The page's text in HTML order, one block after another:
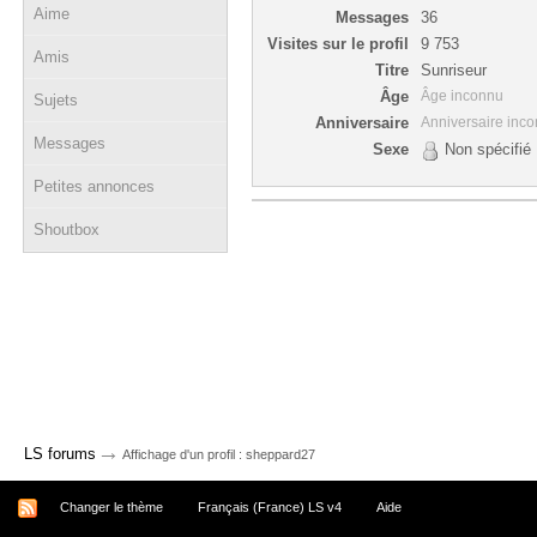
Aime
Amis
Sujets
Messages
Petites annonces
Shoutbox
Messages
36
Visites sur le profil
9 753
Titre
Sunriseur
Âge
Âge inconnu
Anniversaire Anniversaire
Sexe Non spécifié
LS forums → Affichage d'un profil : sheppard27
Changer le thème Français (France) LS v4 Aide